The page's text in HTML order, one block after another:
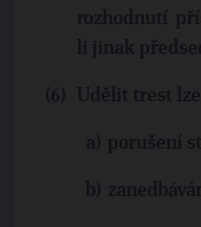
rozhodnutí
li jinak
Udělit trest
porušení